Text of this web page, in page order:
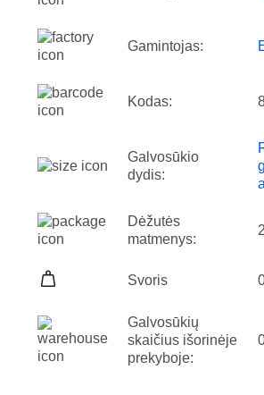
Gamintojas:
Kodas:
Galvosūkio
dydis:
Dėžutės
matmenys:
Svoris
Galvosūkių
skaičius išorinėje
prekyboje: